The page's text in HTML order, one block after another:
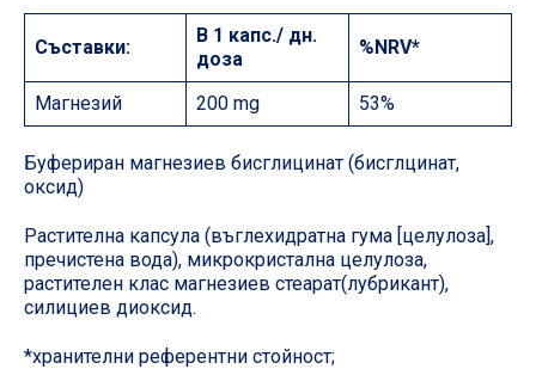
Съставки:
В 1 капс./ дн.
доза
%NRV*
Магнезий 200 mg 53%
Буфериран магнезиев бисглицинат (бисглцинат,
oксид)
Растителна капсула (въглехидратна гума [целулоза],
пречистена вода), микрокристална целулоза,
растителен клас магнезиев стеарат(лубрикант),
силициев диоксид.
*хранителни референтни стойност;